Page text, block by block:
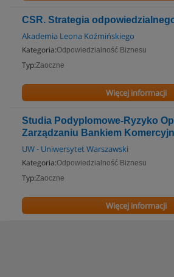
CSR. Strategia
Akademia Leona Koźmińskiego
Kategoria:Odpowiedzialność Biznesu
Typ:Zaoczne
Więcej informacji
Studia Podyplomowe-Ryzyko
Zarządzaniu Bankiem
UW - Uniwersytet Warszawski
Kategoria:Odpowiedzialność Biznesu
Typ:Zaoczne
Więcej informacji